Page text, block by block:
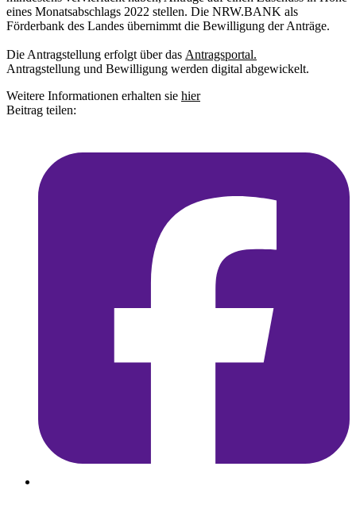
eines Monatsabschlags 2022 stellen. Die NRW.BANK als
Förderbank des Landes übernimmt die Bewilligung der Anträge.
Die Antragstellung erfolgt über das Antragsportal.
Antragstellung und Bewilligung werden digital abgewickelt.
Weitere Informationen erhalten sie hier
Beitrag teilen: